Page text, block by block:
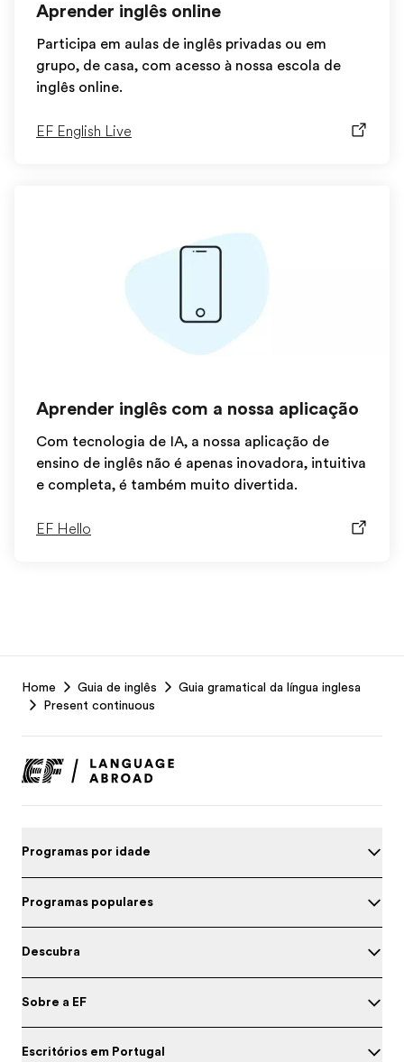
Aprender inglês online
Participa em aulas de inglês privadas ou em
grupo, de casa, com acesso à nossa escola de
inglês online.
EF English Live
Aprender inglês com a nossa aplicação
Com tecnologia de IA, a nossa aplicação de
ensino de inglês não é apenas inovadora, intuitiva
e completa, é também muito divertida.
EF Hello
Footer
Home Guia de inglês
Guia gramatical da língua inglesa
Present continuous
Programas por idade
Programas populares
Descubra
Sobre a EF
Escritórios em Portugal